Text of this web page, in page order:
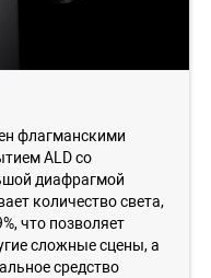
флагманскими
ALD со
диафрагмой
количество света,
что позволяет
сложные сцены, а
средство